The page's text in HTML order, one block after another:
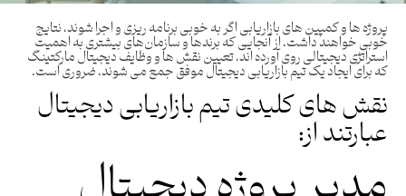
پروژه ها و کمپین های بازاریابی اگر به خوبی برنامه ریزی و اجرا شوند، نتایج
خوبی خواهند داشت. از آنجایی که برندها و سازمان‌های بیشتری به اهمیت
استراتژی دیجیتالی روی آورده اند، تعیین نقش‌ ها و وظایف دیجیتال مارکتینگ
که برای ایجاد یک تیم بازاریابی دیجیتال موفق جمع می ‌شوند، ضروری است.
نقش های کلیدی تیم بازاریابی دیجیتال
عبارتند از: